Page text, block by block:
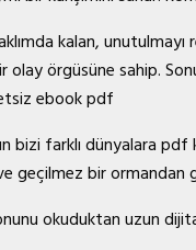
kalan,
örgüsüne sahip.
ebook pdf
bizi farklı dünyalara
geçilmez bir ormandan
okuduktan uzun